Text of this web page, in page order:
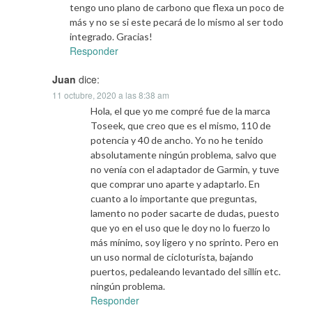
tengo uno plano de carbono que flexa un poco de
más y no se si este pecará de lo mismo al ser todo
integrado. Gracias!
Responder
Juan dice:
11 octubre, 2020 a las 8:38 am
Hola, el que yo me compré fue de la marca
Toseek, que creo que es el mismo, 110 de
potencia y 40 de ancho. Yo no he tenido
absolutamente ningún problema, salvo que
no venía con el adaptador de Garmin, y tuve
que comprar uno aparte y adaptarlo. En
cuanto a lo importante que preguntas,
lamento no poder sacarte de dudas, puesto
que yo en el uso que le doy no lo fuerzo lo
más mínimo, soy ligero y no sprinto. Pero en
un uso normal de cicloturista, bajando
puertos, pedaleando levantado del sillín etc.
ningún problema.
Responder